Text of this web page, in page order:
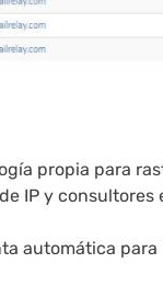
propia para
IP y
automática